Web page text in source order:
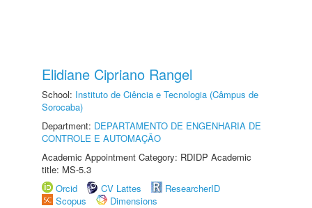
Elidiane Cipriano Rangel
School: Instituto de Ciência e Tecnologia (Câmpus de
Sorocaba)
Department: DEPARTAMENTO DE ENGENHARIA DE
CONTROLE E AUTOMAÇÃO
Academic Appointment Category: RDIDP Academic
title: MS-5.3
Orcid
CV Lattes
ResearcherID
Scopus
Dimensions